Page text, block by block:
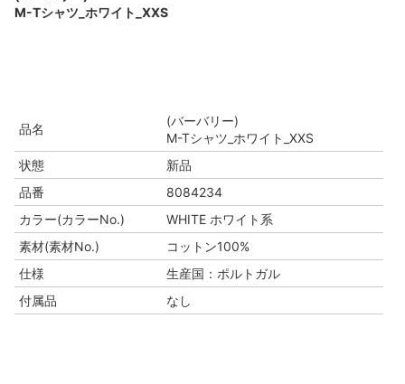
M-Tシャツ_ホワイト_XXS
品名
(バーバリー)
M-Tシャツ_ホワイト_XXS
状態
新品
品番
8084234
カラー(カラーNo.)
WHITE ホワイト系
素材(素材No.)
コットン100%
仕様
生産国：ポルトガル
付属品
なし